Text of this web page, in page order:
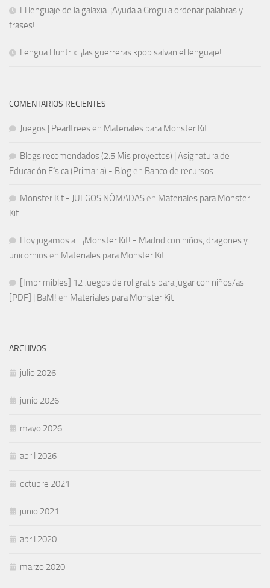
El lenguaje de la galaxia: ¡Ayuda a Grogu a ordenar palabras y
frases!
Lengua Huntrix: ¡las guerreras kpop salvan el lenguaje!
COMENTARIOS RECIENTES
Juegos | Pearltrees en Materiales para Monster Kit
Blogs recomendados (2.5 Mis proyectos) | Asignatura de
Educación Física (Primaria) - Blog en Banco de recursos
Monster Kit - JUEGOS NÓMADAS en Materiales para Monster
Kit
Hoy jugamos a... ¡Monster Kit! - Madrid con niños, dragones y
unicornios en Materiales para Monster Kit
[Imprimibles] 12 Juegos de rol gratis para jugar con niños/as
[PDF] | BaM! en Materiales para Monster Kit
ARCHIVOS
julio 2026
junio 2026
mayo 2026
abril 2026
octubre 2021
junio 2021
abril 2020
marzo 2020